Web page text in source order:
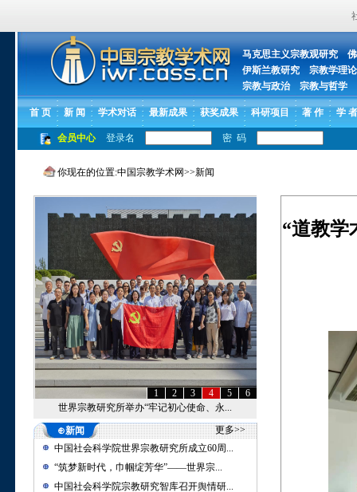
马克思主义宗教观研究
伊斯兰教研究
宗教学理论
宗教与政治
宗教与哲学
首 页 新 闻 学术对话 最新成果 获奖成果 科研项目 著 作 学 者
会员中心 登录名 密 码
你现在的位置:中国宗教学术网>>新闻
1 2 3 4 5
6
世界宗教研究所举办“牢记初心使命、永...
⊕新闻
更多>>
中国社会科学院世界宗教研究所成立60周...
“筑梦新时代，巾帼绽芳华”——世界宗...
中国社会科学院宗教研究智库召开舆情研...
“道教学